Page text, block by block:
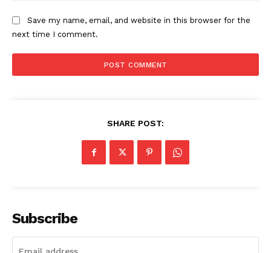
Save my name, email, and website in this browser for the
next time I comment.
SHARE POST:
Subscribe